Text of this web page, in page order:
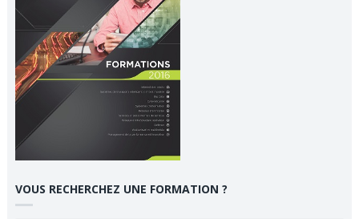
VOUS RECHERCHEZ UNE FORMATION ?